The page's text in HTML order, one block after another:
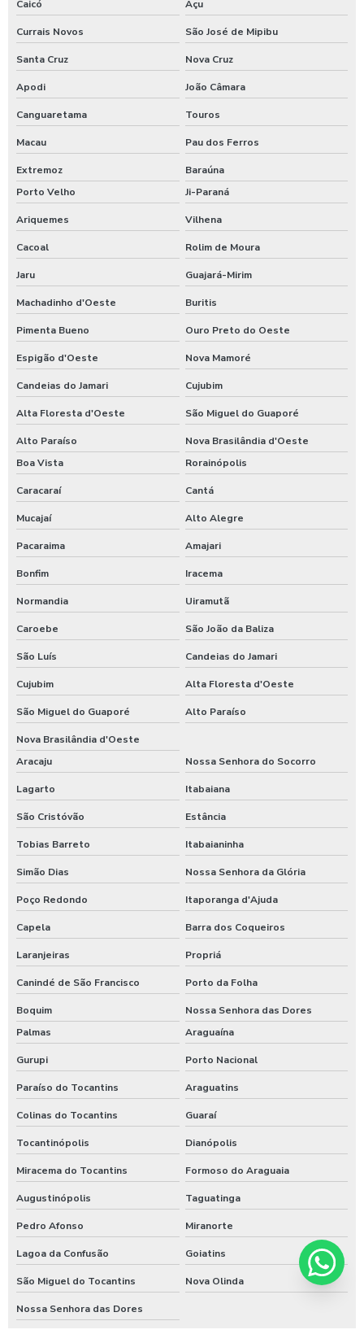
Caicó Açu
Currais Novos São José de Mipibu
Santa Cruz Nova Cruz
Apodi João Câmara
Canguaretama Touros
Macau Pau dos Ferros
Extremoz
Baraúna
Porto Velho
Ji-Paraná
Ariquemes Vilhena
Cacoal Rolim de Moura
Jaru Guajará-Mirim
Machadinho d'Oeste Buritis
Pimenta Bueno Ouro Preto do Oeste
Espigão d'Oeste Nova Mamoré
Candeias do Jamari Cujubim
Alta Floresta d'Oeste São Miguel do Guaporé
Alto Paraíso
Nova Brasilândia d'Oeste
Boa Vista
Rorainópolis
Caracaraí Cantá
Mucajaí Alto Alegre
Pacaraima Amajari
Bonfim Iracema
Normandia Uiramutã
Caroebe São João da Baliza
São Luís Candeias do Jamari
Cujubim Alta Floresta d'Oeste
São Miguel do Guaporé Alto Paraíso
Nova Brasilândia d'Oeste
Aracaju
Nossa Senhora do Socorro
Lagarto Itabaiana
São Cristóvão Estância
Tobias Barreto Itabaianinha
Simão Dias Nossa Senhora da Glória
Poço Redondo Itaporanga d'Ajuda
Capela Barra dos Coqueiros
Laranjeiras Propriá
Canindé de São Francisco Porto da Folha
Boquim
Nossa Senhora das Dores
Palmas
Araguaína
Gurupi Porto Nacional
Paraíso do Tocantins Araguatins
Colinas do Tocantins Guaraí
Tocantinópolis Dianópolis
Miracema do Tocantins Formoso do Araguaia
Augustinópolis Taguatinga
Pedro Afonso Miranorte
Lagoa da Confusão Goiatins
São Miguel do Tocantins Nova Olinda
Nossa Senhora das Dores